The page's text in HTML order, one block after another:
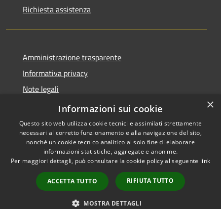
Richiesta assistenza
Amministrazione trasparente
Informativa privacy
Note legali
Dichiarazione di accessibilità
Accessibilità
Copyright © 2026 • Città di
Cirié • Powered by
Municipium•
Accesso
redazione
×
Informazioni sui cookie
Questo sito web utilizza cookie tecnici e assimilati strettamente
necessari al corretto funzionamento e alla navigazione del sito,
nonché un cookie tecnico analitico al solo fine di elaborare
informazioni statistiche, aggregate e anonime.
Per maggiori dettagli, può consultare la cookie policy al seguente link
ACCETTA TUTTO RIFIUTA TUTTO
MOSTRA DETTAGLI